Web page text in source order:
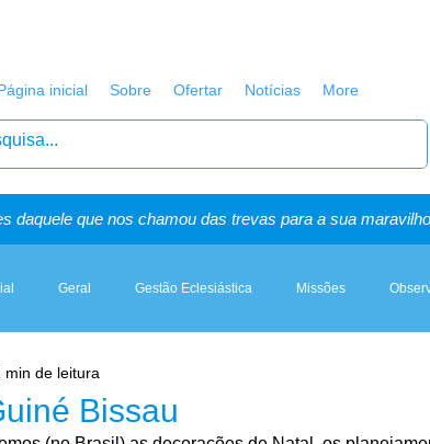
inicial Sobre Ofertar Notícias More
daquele que nos chamou das trevas para a sua
Geral Gestão Eclesiástica Missões
& Esboços
Bissau
min de leitura